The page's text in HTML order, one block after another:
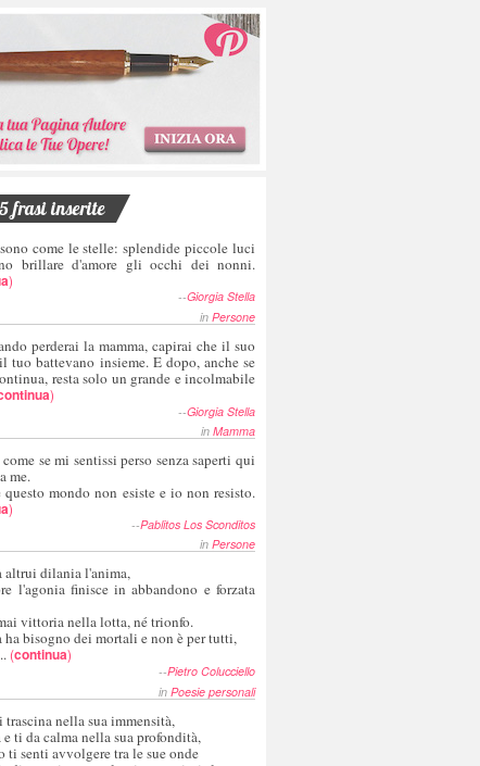
frasi inserite
come le stelle: splendide piccole luci
brillare d'amore gli occhi dei nonni.
)
--Giorgia Stella
in Persone
perderai la mamma, capirai che il suo
tuo battevano insieme. E dopo, anche se
resta solo un grande e incolmabile
)
--Giorgia Stella
in Mamma
se mi sentissi perso senza saperti qui
me.
questo mondo non esiste e io non resisto.
)
--Pablitos Los Sconditos
in Persone
altrui dilania l'anima,
l'agonia finisce in abbandono e forzata
vittoria nella lotta, né trionfo.
ha bisogno dei mortali e non è per tutti,
(continua)
--Pietro Colucciello
in Poesie personali
trascina nella sua immensità,
ti da calma nella sua profondità,
ti senti avvolgere tra le sue onde